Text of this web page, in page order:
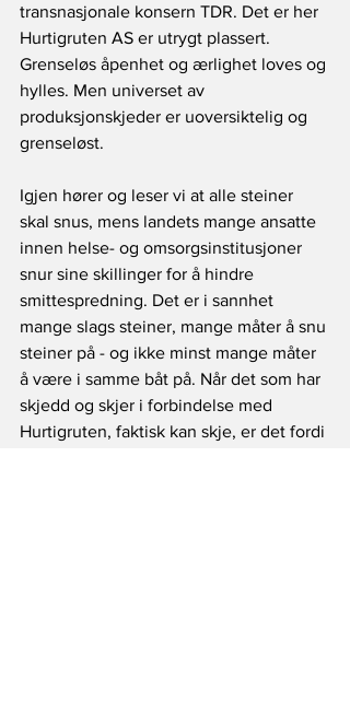
transnasjonale konsern TDR. Det er her
Hurtigruten AS er utrygt plassert.
Grenseløs åpenhet og ærlighet loves og
hylles. Men universet av
produksjonskjeder er uoversiktelig og
grenseløst.
Igjen hører og leser vi at alle steiner
skal snus, mens landets mange ansatte
innen helse- og omsorgsinstitusjoner
snur sine skillinger for å hindre
smittespredning. Det er i sannhet
mange slags steiner, mange måter å snu
steiner på - og ikke minst mange måter
å være i samme båt på. Når det som har
skjedd og skjer i forbindelse med
Hurtigruten, faktisk kan skje, er det fordi